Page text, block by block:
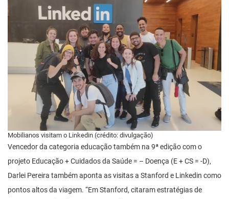
Mobilianos visitam o Linkedin (crédito: divulgação)
Vencedor da categoria educação também na 9ª edição com o
projeto Educação + Cuidados da Saúde = – Doença (E + CS = -D),
Darlei Pereira também aponta as visitas a Stanford e Linkedin como
pontos altos da viagem. “Em Stanford, citaram estratégias de